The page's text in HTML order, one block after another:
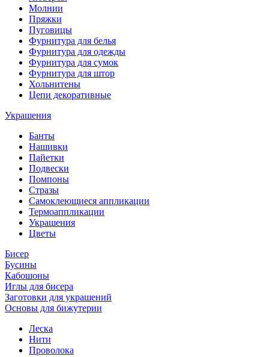
Молнии
Пряжки
Пуговицы
Фурнитура для белья
Фурнитура для одежды
Фурнитура для сумок
Фурнитура для штор
Хольнитены
Цепи декоративные
Украшения
Банты
Нашивки
Пайетки
Подвески
Помпоны
Стразы
Самоклеющиеся аппликации
Термоаппликации
Украшения
Цветы
Бисер
Бусины
Кабошоны
Иглы для бисера
Заготовки для украшений
Основы для бижутерии
Леска
Нити
Проволока